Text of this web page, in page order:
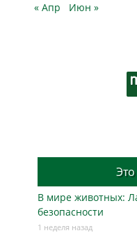
« Апр Июн »
В мире животных:
безопасности
1 неделя назад